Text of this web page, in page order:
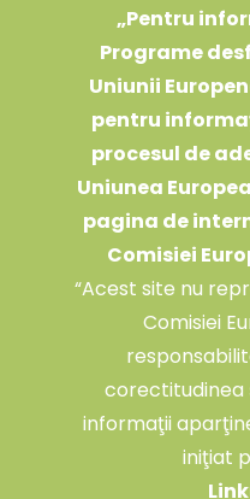
„Pentru
Programe
Uniunii
pentru
procesul de
Uniunea
pagina de
Comisiei
“Acest site nu
Comisiei
corectitudinea
informaţii
iniţiat